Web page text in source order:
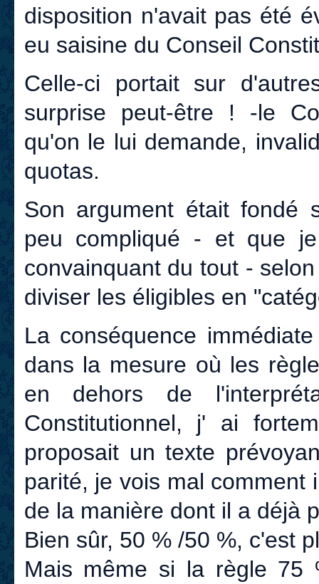
disposition n'avait pas été
eu saisine du Conseil
Celle-ci portait sur
surprise peut-être ! -le
qu'on le lui demande,
quotas.
Son argument était fondé
peu compliqué - et que
convainquant du tout -
diviser les éligibles en
La conséquence
dans la mesure où les
en dehors de
Constitutionnel, j' ai
proposait un texte
parité, je vois mal comment
de la manière dont il a déjà
Bien sûr, 50 % /50 %, c'est
Mais même si la règle 75